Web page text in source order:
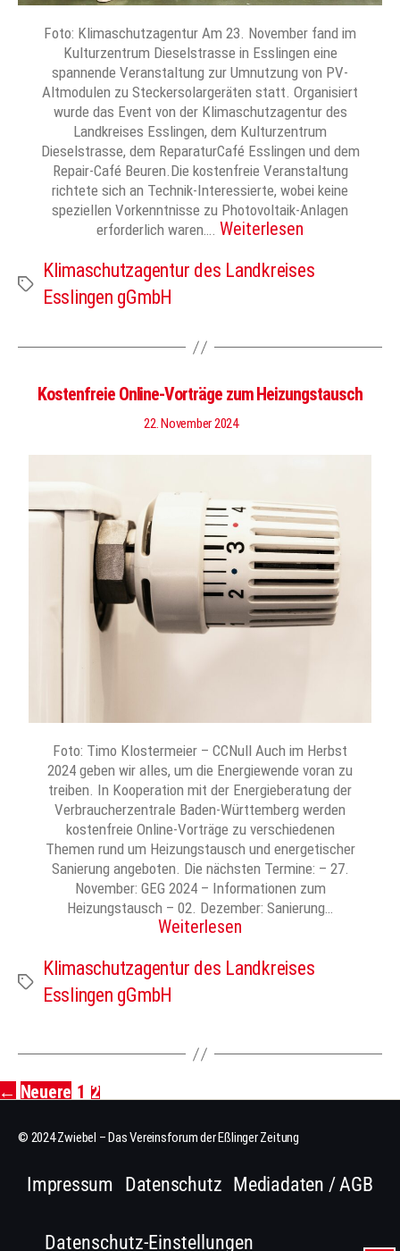
Foto: Klimaschutzagentur Am 23. November fand im
Kulturzentrum Dieselstrasse in Esslingen eine
spannende Veranstaltung zur Umnutzung von PV-
Altmodulen zu Steckersolargeräten statt. Organisiert
wurde das Event von der Klimaschutzagentur des
Landkreises Esslingen, dem Kulturzentrum
Dieselstrasse, dem ReparaturCafé Esslingen und dem
Repair-Café Beuren.Die kostenfreie Veranstaltung
richtete sich an Technik-Interessierte, wobei keine
speziellen Vorkenntnisse zu Photovoltaik-Anlagen
erforderlich waren…. Weiterlesen
Schlagwörter
Klimaschutzagentur des Landkreises
Esslingen gGmbH
Kostenfreie Online-Vorträge zum Heizungstausch
22. November 2024
Foto: Timo Klostermeier – CCNull Auch im Herbst
2024 geben wir alles, um die Energiewende voran zu
treiben. In Kooperation mit der Energieberatung der
Verbraucherzentrale Baden-Württemberg werden
kostenfreie Online-Vorträge zu verschiedenen
Themen rund um Heizungstausch und energetischer
Sanierung angeboten. Die nächsten Termine: – 27.
November: GEG 2024 – Informationen zum
Heizungstausch – 02. Dezember: Sanierung…
Weiterlesen
Schlagwörter
Klimaschutzagentur des Landkreises
Esslingen gGmbH
Seitennummerierung
der
Neuere 1 2
© 2024 Zwiebel – Das Vereinsforum der Eßlinger Zeitung
Impressum Datenschutz Mediadaten / AGB
Datenschutz-Einstellungen